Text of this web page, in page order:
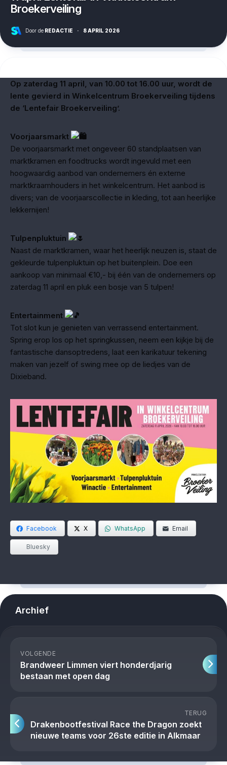
Broekerveiling
Door de REDACTIE · 8 APRIL 2026
Op zaterdag 11 april, van 10.00 tot 16.00 uur, wordt de
lente gevierd in Winkelcentrum Broekerveiling tijdens
de ‘Lentefair Broekerveiling’.
Voorjaarsmarkt
De voorjaarsmarkt met ongeveer 60 standplaatsen van
marktkramen en foodtrucks wordt ingevuld met een
hoogwaardig aanbod van ondernemers én externe
marktkraamhouders in het winkelcentrum. Het aanbod is
divers; van de voorjaarscollectie in kleding, tot aan heerlijke
lekkernijen!
Tulpenpluktuin
Naast de marktkramen, waar het heerlijk neuzen is, staat de
gekleurde tulpenpluktuin op het buitenplein. Doe een
aankoop van minimaal €10,- bij één van de ondernemers op
zaterdag 11 april en pluk een bosje van 5 tulpen!
Entertainment
Tot slot kun je genieten van verrassend entertainment.
Spring erop los op het springkussen, neem een kijkje bij de
fantastische dansoptredens, laat een karikatuur tekening
maken van jezelf of swing mee op de liedjes van de
Dixieband.
Facebook X WhatsApp Email
Bluesky
Archief
VOLGENDE
Brandweer Limmen viert honderdjarig
bestaan met open dag
TERUG
Drakenbootfestival Race the Dragon zoekt
nieuwe teams voor 26ste editie in Alkmaar